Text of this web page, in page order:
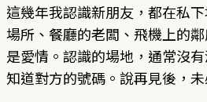
這幾年我認識新朋友，都在私
場所、餐廳的老闆、飛機上的
是愛情。認識的場地，通常沒
知道對方的號碼。說再見後，